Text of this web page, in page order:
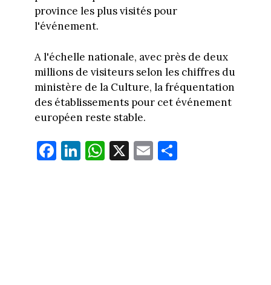
province les plus visités pour
l'événement.
A l'échelle nationale, avec près de deux
millions de visiteurs selon les chiffres du
ministère de la Culture, la fréquentation
des établissements pour cet événement
européen reste stable.
Fa
ce
Li
nk
W
ha
X E
m
Pa